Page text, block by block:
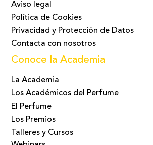
Aviso legal
Política de Cookies
Privacidad y Protección de Datos
Contacta con nosotros
Conoce la Academia
La Academia
Los Académicos del Perfume
El Perfume
Los Premios
Talleres y Cursos